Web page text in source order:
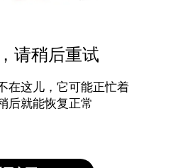
请稍后重试
在这儿，它可能正忙着
后就能恢复正常